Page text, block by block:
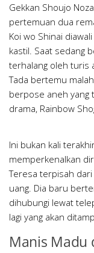
Gekkan Shoujo
pertemuan dua
Koi wo Shinai
kastil. Saat sedang
terhalang oleh turis
Tada bertemu
berpose aneh yang
drama, Rainbow
Ini bukan kali
memperkenalkan
Teresa terpisah
uang. Dia baru
dihubungi lewat
lagi yang akan
Manis Madu